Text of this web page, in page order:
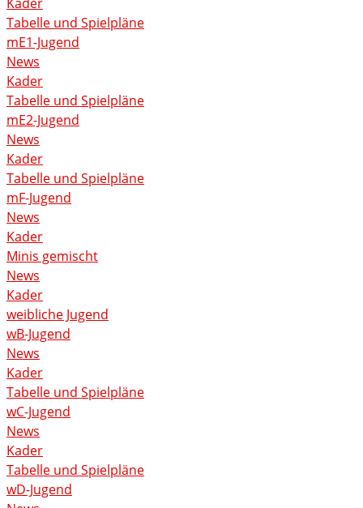
Tabelle und Spielpläne
mE1-Jugend
News
Kader
Tabelle und Spielpläne
mE2-Jugend
News
Kader
Tabelle und Spielpläne
mF-Jugend
News
Kader
Minis gemischt
News
Kader
weibliche Jugend
wB-Jugend
News
Kader
Tabelle und Spielpläne
wC-Jugend
News
Kader
Tabelle und Spielpläne
wD-Jugend